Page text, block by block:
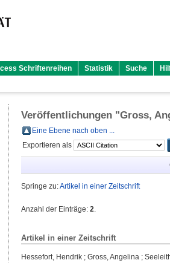
Schriftenreihen Statistik Suche
Veröffentlichungen "Gross,
Eine Ebene nach oben ...
Exportieren als
Springe zu:Artikel in einer Zeitschrift
Anzahl der Einträge: 2.
Artikel in einer Zeitschrift
Hessefort, Hendrik ; Gross, Angelina ;